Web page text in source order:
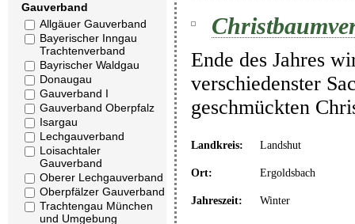
Gauverband
Allgäuer Gauverband
Bayerischer Inngau
Trachtenverband
Bayrischer Waldgau
Donaugau
Gauverband I
Gauverband Oberpfalz
Isargau
Lechgauverband
Loisachtaler
Gauverband
Oberer Lechgauverband
Oberpfälzer Gauverband
Trachtengau München
und Umgebung
Ende des Jahres
verschiedenster
geschmückten
Landkreis: Landshut
Ort: Ergoldsbach
Jahreszeit: Winter